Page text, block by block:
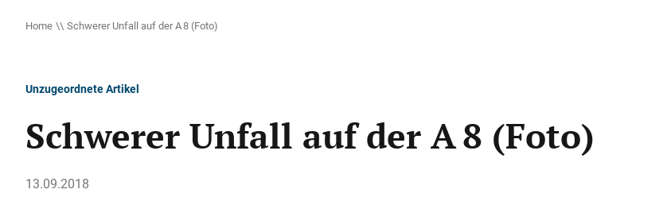
Home Schwerer Unfall auf der A 8 (Foto)
Unzugeordnete Artikel
Schwerer Unfall auf der A 8 (Foto)
13.09.2018